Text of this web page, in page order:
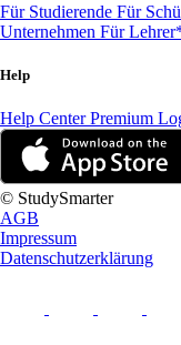
Für Studierende Für
Unternehmen Für
Help
Help CenterPremium
© StudySmarter
AGB
Impressum
Datenschutzerklärung